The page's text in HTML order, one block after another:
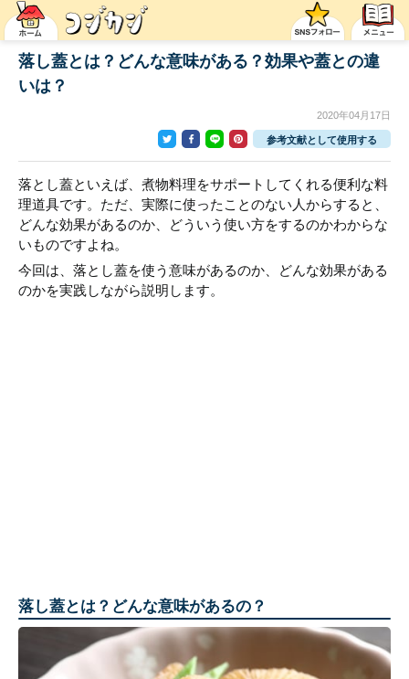
落し蓋とは？どんな意味がある？効果や蓋との違
いは？
2020年04月17日
参考文献として使用する
落とし蓋といえば、煮物料理をサポートしてくれる便利な料
理道具です。ただ、実際に使ったことのない人からすると、
どんな効果があるのか、どういう使い方をするのかわからな
いものですよね。
今回は、落とし蓋を使う意味があるのか、どんな効果がある
のかを実践しながら説明します。
落し蓋とは？どんな意味があるの？